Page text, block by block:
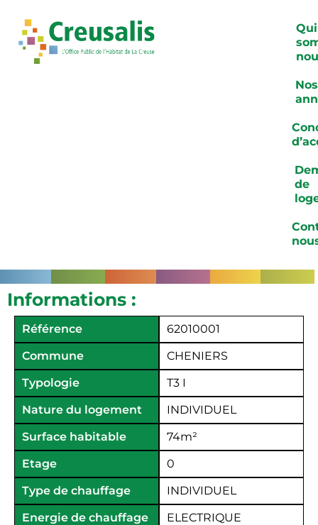
Qui
Nos
de
Informations :
Référence
62010001
Commune
CHENIERS
Typologie
T3 I
Nature du logement
INDIVIDUEL
Surface habitable
74m²
Etage
0
Type de chauffage
INDIVIDUEL
Energie de chauffage
ELECTRIQUE